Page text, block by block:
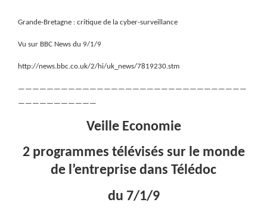
Grande-Bretagne : critique de la cyber-surveillance
Vu sur BBC News du 9/1/9
http://news.bbc.co.uk/2/hi/uk_news/7819230.stm
————————————————————————————————
———————————
Veille Economie
2 programmes télévisés sur le monde
de l’entreprise dans Télédoc
du 7/1/9